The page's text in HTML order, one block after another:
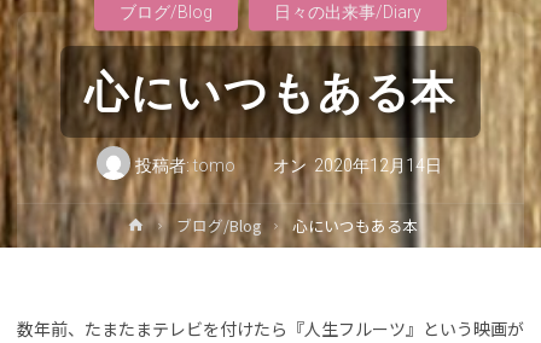
心にいつもある本
投稿者:tomo オン 2020年12月14日
ブログ/Blog 日々の出来事/Diary
ホ
ー
ブログ/Blog 心にいつもある本
数年前、たまたまテレビを付けたら『人生フルーツ』という映画が